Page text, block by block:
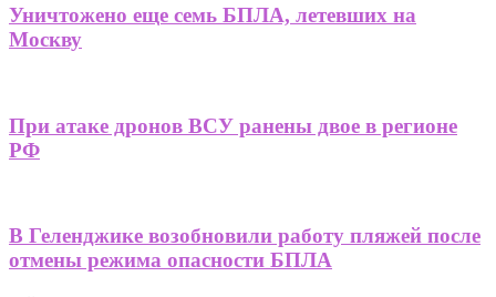
Уничтожено еще семь БПЛА, летевших на
Москву
При атаке дронов ВСУ ранены двое в регионе
РФ
В Геленджике возобновили работу пляжей после
отмены режима опасности БПЛА